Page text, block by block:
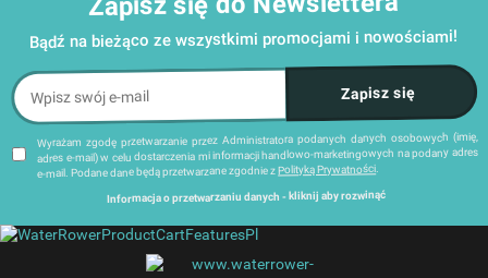
Bądź na bieżąco ze wszystkimi promocjami i nowościami!
Wyrażam zgodę przetwarzanie przez Administratora podanych danych osobowych (imię,
adres e-mail) w celu dostarczenia mi informacji handlowo-marketingowych na podany adres
e-mail. Podane dane będą przetwarzane zgodnie zPolityką Prywatności
Informacja o przetwarzaniu danych - kliknij aby rozwinąć
Administratorem danych osobowych jest Damian Skiba - Klaczkowski prowadzący działalność
gospodarczą pod firmą: TROPS Damian Skiba-Klaczkowski, Szarotkowa 4/5, 35-604 Rzeszów,
NIP: 8133349786. Zgody są dobrowolne, ale konieczne w celu dostępu do newslettera, mogą być
w każdej chwili wycofane, klikając dostępny na końcu każdej z wiadomości e-mail przesyłanej